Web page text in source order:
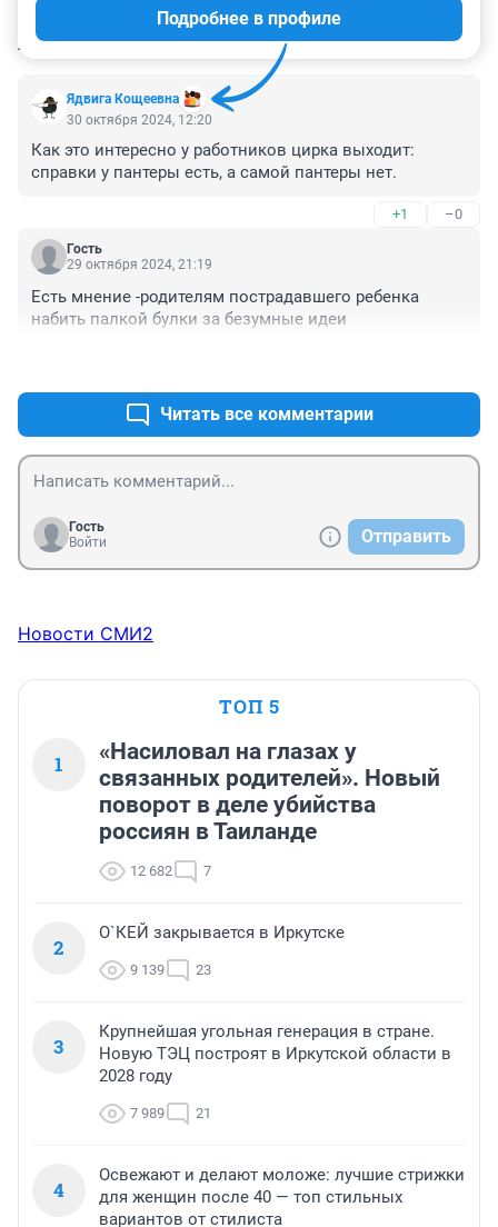
КОММЕНТАРИИ 2
Ядвига Кощеевна
Подробнее в профиле
30 октября 2024, 12:20
Как это интересно у работников цирка выходит:
справки у пантеры есть, а самой пантеры нет.
+1 –0
Гость
29 октября 2024, 21:19
Есть мнение -родителям пострадавшего ребенка
набить палкой булки за безумные идеи
Читать все комментарии
Гость
Войти
Отправить
Новости СМИ2
ТОП 5
1
«Насиловал на глазах у
связанных родителей». Новый
поворот в деле убийства
россиян в Таиланде
12 682 7
2
О`КЕЙ закрывается в Иркутске
9 139 23
3
Крупнейшая угольная генерация в стране.
Новую ТЭЦ построят в Иркутской области в
2028 году
7 989 21
4
Освежают и делают моложе: лучшие стрижки
для женщин после 40 — топ стильных
вариантов от стилиста